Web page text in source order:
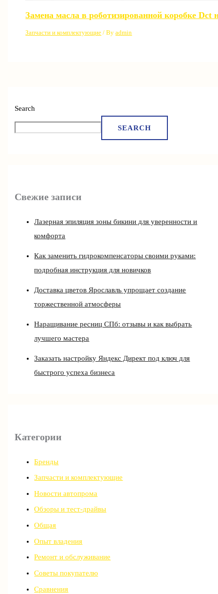
Search
SEARCH
Свежие записи
Лазерная эпиляция зоны бикини для уверенности и
комфорта
Как заменить гидрокомпенсаторы своими руками:
подробная инструкция для новичков
Доставка цветов Ярославль упрощает создание
торжественной атмосферы
Наращивание ресниц СПб: отзывы и как выбрать
лучшего мастера
Заказать настройку Яндекс Директ под ключ для
быстрого успеха бизнеса
Категории
Бренды
Запчасти и комплектующие
Новости автопрома
Обзоры и тест-драйвы
Общая
Опыт владения
Ремонт и обслуживание
Советы покупателю
Сравнения
Замена масла в роботизированной коробке
Запчасти и комплектующие / Byadmin